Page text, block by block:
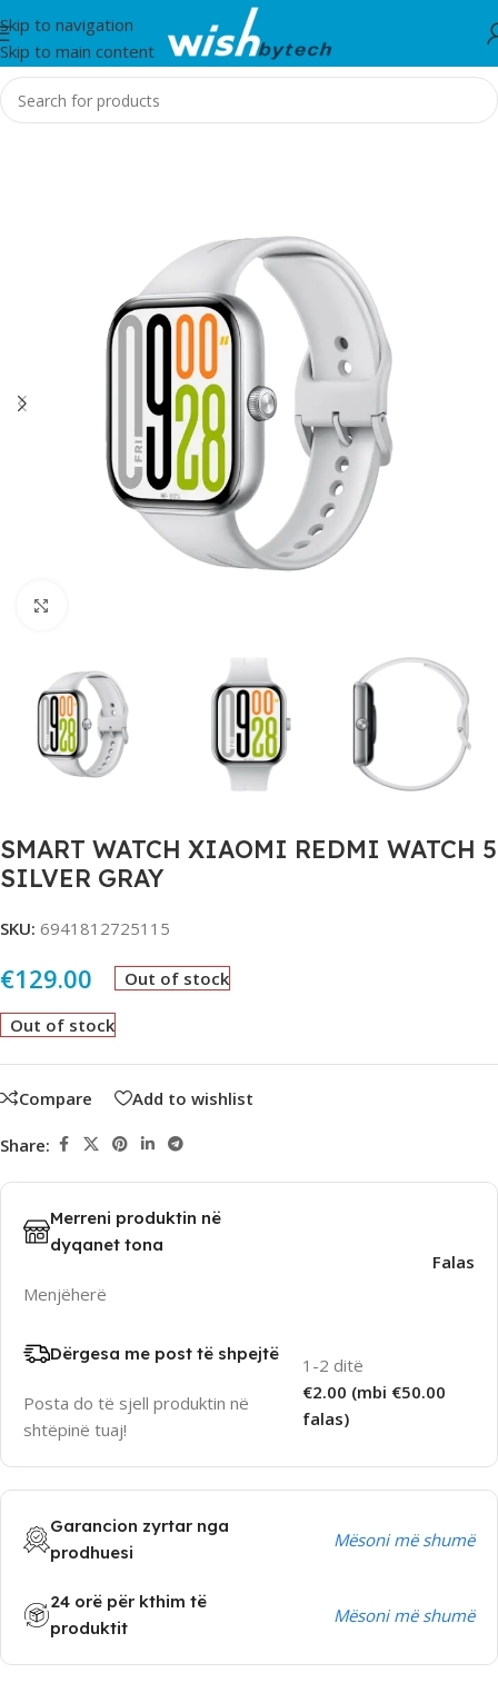
Skip to navigation
Skip to main content
Home/Telefon, Tablet dhe Smartwatch
SMART WATCH XIAOMI REDMI WATCH 5
SILVER GRAY
SKU: 6941812725115
€129.00 Out of stock
Out of stock
Compare Add to wishlist
Share:
Merreni produktin në
dyqanet tona
Menjëherë
Falas
Dërgesa me post të shpejtë
Posta do të sjell produktin në
shtëpinë tuaj!
1-2 ditë
€2.00 (mbi €50.00
falas)
Garancion zyrtar nga
prodhuesi
Mësoni më shumë
24 orë për kthim të
produktit
Mësoni më shumë